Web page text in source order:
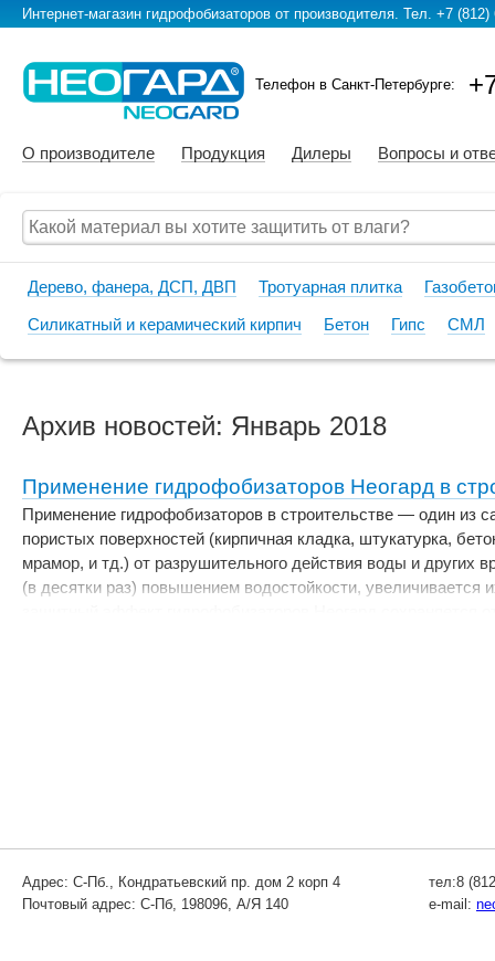
Интернет-магазин гидрофобизаторов от производителя. Тел. +7 (812)
Телефон в Санкт-Петербурге:
О производителе Продукция Дилеры Вопросы и
Дерево, фанера, ДСП, ДВП Тротуарная плитка
Силикатный и керамический кирпич Бетон Гипс СМЛ
Архив новостей: Январь 2018
Применение гидрофобизаторов Неогард в
Применение гидрофобизаторов в строительстве — один
пористых поверхностей (кирпичная кладка, штукатурка,
мрамор, и тд.) от разрушительного действия воды и других
(в десятки раз) повышением водостойкости, увеличивается
Адрес: С-Пб., Кондратьевский пр. дом 2 корп 4
Почтовый адрес: С-Пб, 198096, А/Я 140
тел:8
e-mail: